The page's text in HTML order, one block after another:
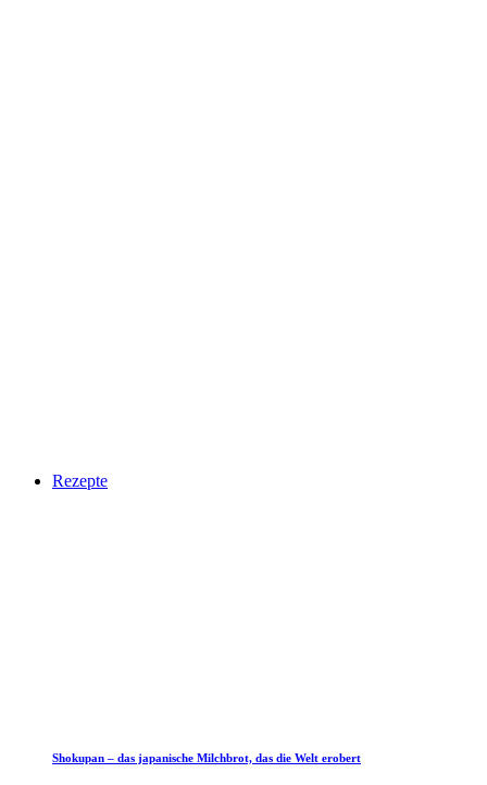
Rezepte
Shokupan – das japanische Milchbrot, das die Welt erobert